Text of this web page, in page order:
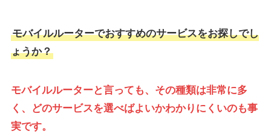
モバイルルーターでおすすめのサービスをお探しでし
ょうか？
モバイルルーターと言っても、その種類は非常に多
く、どのサービスを選べばよいかわかりにくいのも事
実です。